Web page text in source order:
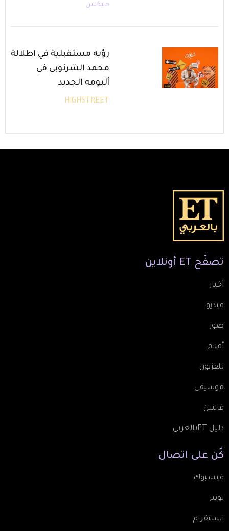
ميكس
رؤية مستقبلية في اطلالة
محمد الشرنوبي في
ألبومه الجديد
HIGHSTREET
تصفّح ET أونلاين
أخبار
فيديو
صور
أفلام
تلفزيون
موسيقى
فاشن
دليل ETبالعربي
كُن على اتصال
فيسبوك
تويتر
انستقرام